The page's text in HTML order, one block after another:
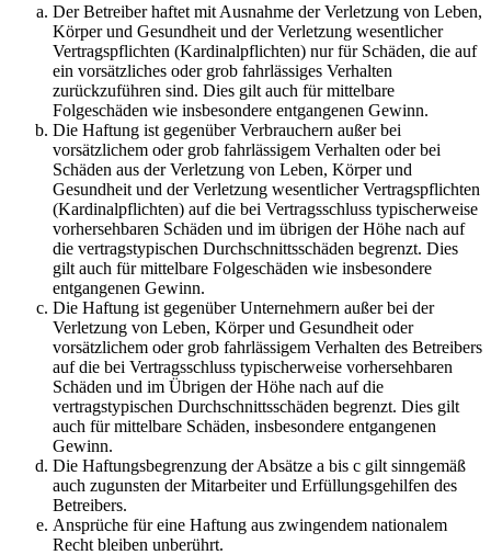
Der Betreiber haftet mit Ausnahme der Verletzung von Leben,
Körper und Gesundheit und der Verletzung wesentlicher
Vertragspflichten (Kardinalpflichten) nur für Schäden, die auf
ein vorsätzliches oder grob fahrlässiges Verhalten
zurückzuführen sind. Dies gilt auch für mittelbare
Folgeschäden wie insbesondere entgangenen Gewinn.
Die Haftung ist gegenüber Verbrauchern außer bei
vorsätzlichem oder grob fahrlässigem Verhalten oder bei
Schäden aus der Verletzung von Leben, Körper und
Gesundheit und der Verletzung wesentlicher Vertragspflichten
(Kardinalpflichten) auf die bei Vertragsschluss typischerweise
vorhersehbaren Schäden und im übrigen der Höhe nach auf
die vertragstypischen Durchschnittsschäden begrenzt. Dies
gilt auch für mittelbare Folgeschäden wie insbesondere
entgangenen Gewinn.
Die Haftung ist gegenüber Unternehmern außer bei der
Verletzung von Leben, Körper und Gesundheit oder
vorsätzlichem oder grob fahrlässigem Verhalten des Betreibers
auf die bei Vertragsschluss typischerweise vorhersehbaren
Schäden und im Übrigen der Höhe nach auf die
vertragstypischen Durchschnittsschäden begrenzt. Dies gilt
auch für mittelbare Schäden, insbesondere entgangenen
Gewinn.
Die Haftungsbegrenzung der Absätze a bis c gilt sinngemäß
auch zugunsten der Mitarbeiter und Erfüllungsgehilfen des
Betreibers.
Ansprüche für eine Haftung aus zwingendem nationalem
Recht bleiben unberührt.